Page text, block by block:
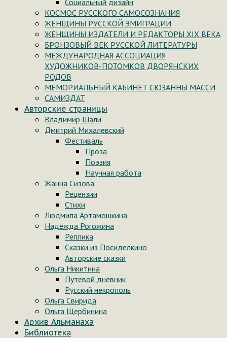
Социальный дизайн
КОСМОС РУССКОГО САМОСОЗНАНИЯ
ЖЕНЩИНЫ РУССКОЙ ЭМИГРАЦИИ
ЖЕНЩИНЫ ИЗДАТЕЛИ И РЕДАКТОРЫ XIX ВЕКА
БРОНЗОВЫЙ ВЕК РУССКОЙ ЛИТЕРАТУРЫ
МЕЖДУНАРОДНАЯ АССОЦИАЦИЯ
ХУДОЖНИКОВ-ПОТОМКОВ ДВОРЯНСКИХ
РОДОВ
МЕМОРИАЛЬНЫЙ КАБИНЕТ СЮЗАННЫ МАССИ
САМИЗДАТ
Авторские страницы
Владимир Шали
Дмитрий Михалевский
Фестиваль
Проза
Поэзия
Научная работа
Жанна Сизова
Рецензии
Стихи
Людмила Артамошкина
Надежда Рогожина
Реплика
Сказки из Посиделкино
Авторские сказки
Ольга Никитина
Путевой дневник
Русский некрополь
Ольга Свирида
Ольга Щербинина
Архив Альманаха
Библиотека